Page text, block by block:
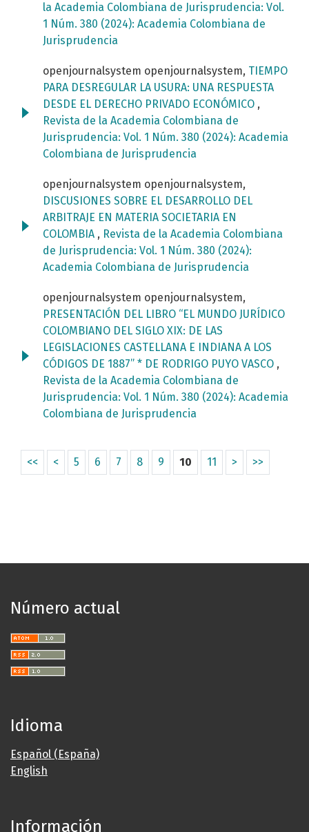
la Academia Colombiana de Jurisprudencia: Vol.
1 Núm. 380 (2024): Academia Colombiana de
Jurisprudencia
openjournalsystem openjournalsystem, TIEMPO
PARA DESREGULAR LA USURA: UNA RESPUESTA
DESDE EL DERECHO PRIVADO ECONÓMICO ,
Revista de la Academia Colombiana de
Jurisprudencia: Vol. 1 Núm. 380 (2024): Academia
Colombiana de Jurisprudencia
openjournalsystem openjournalsystem,
DISCUSIONES SOBRE EL DESARROLLO DEL
ARBITRAJE EN MATERIA SOCIETARIA EN
COLOMBIA , Revista de la Academia Colombiana
de Jurisprudencia: Vol. 1 Núm. 380 (2024):
Academia Colombiana de Jurisprudencia
openjournalsystem openjournalsystem,
PRESENTACIÓN DEL LIBRO “EL MUNDO JURÍDICO
COLOMBIANO DEL SIGLO XIX: DE LAS
LEGISLACIONES CASTELLANA E INDIANA A LOS
CÓDIGOS DE 1887” * DE RODRIGO PUYO VASCO ,
Revista de la Academia Colombiana de
Jurisprudencia: Vol. 1 Núm. 380 (2024): Academia
Colombiana de Jurisprudencia
<< < 5 6 7 8 9 10 11 > >>
Número actual
Idioma
Español (España)
English
Información